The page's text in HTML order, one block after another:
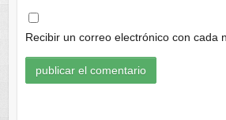
Recibir un correo electrónico con cada